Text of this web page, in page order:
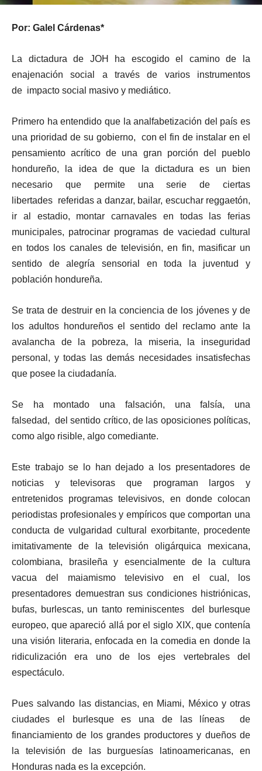
Por: Galel Cárdenas*
La dictadura de JOH ha escogido el camino de la
enajenación social a través de varios instrumentos
de impacto social masivo y mediático.
Primero ha entendido que la analfabetización del país es
una prioridad de su gobierno, con el fin de instalar en el
pensamiento acrítico de una gran porción del pueblo
hondureño, la idea de que la dictadura es un bien
necesario que permite una serie de ciertas
libertades referidas a danzar, bailar, escuchar reggaetón,
ir al estadio, montar carnavales en todas las ferias
municipales, patrocinar programas de vaciedad cultural
en todos los canales de televisión, en fin, masificar un
sentido de alegría sensorial en toda la juventud y
población hondureña.
Se trata de destruir en la conciencia de los jóvenes y de
los adultos hondureños el sentido del reclamo ante la
avalancha de la pobreza, la miseria, la inseguridad
personal, y todas las demás necesidades insatisfechas
que posee la ciudadanía.
Se ha montado una falsación, una falsía, una
falsedad, del sentido crítico, de las oposiciones políticas,
como algo risible, algo comediante.
Este trabajo se lo han dejado a los presentadores de
noticias y televisoras que programan largos y
entretenidos programas televisivos, en donde colocan
periodistas profesionales y empíricos que comportan una
conducta de vulgaridad cultural exorbitante, procedente
imitativamente de la televisión oligárquica mexicana,
colombiana, brasileña y esencialmente de la cultura
vacua del maiamismo televisivo en el cual, los
presentadores demuestran sus condiciones histriónicas,
bufas, burlescas, un tanto reminiscentes del burlesque
europeo, que apareció allá por el siglo XIX, que contenía
una visión literaria, enfocada en la comedia en donde la
ridiculización era uno de los ejes vertebrales del
espectáculo.
Pues salvando las distancias, en Miami, México y otras
ciudades el burlesque es una de las líneas de
financiamiento de los grandes productores y dueños de
la televisión de las burguesías latinoamericanas, en
Honduras nada es la excepción.